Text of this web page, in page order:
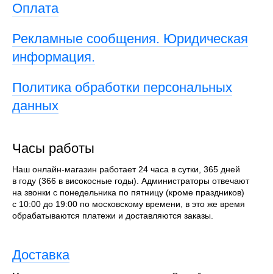
Доставка
Оплата
Рекламные сообщения. Юридическая
информация.
Политика обработки персональных
данных
Часы работы
Наш онлайн-магазин работает 24 часа в сутки, 365 дней
в году (366 в високосные годы). Администраторы отвечают
на звонки с понедельника по пятницу (кроме праздников)
с 10:00 до 19:00 по московскому времени, в это же время
обрабатываются платежи и доставляются заказы.